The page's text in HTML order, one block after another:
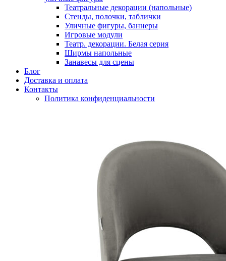
Театральные декорации (напольные)
Стенды, полочки, таблички
Уличные фигуры, баннеры
Игровые модули
Театр. декорации. Белая серия
Ширмы напольные
Занавесы для сцены
Блог
Доставка и оплата
Контакты
Политика конфиденциальности